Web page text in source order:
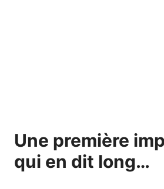
Une première
qui en dit long…